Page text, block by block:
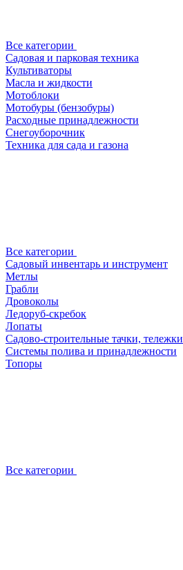
Все категории
Садовая и парковая техника
Культиваторы
Масла и жидкости
Мотоблоки
Мотобуры (бензобуры)
Расходные принадлежности
Снегоуборочник
Техника для сада и газона
Все категории
Садовый инвентарь и инструмент
Метлы
Грабли
Дровоколы
Ледоруб-скребок
Лопаты
Садово-строительные тачки, тележки
Системы полива и принадлежности
Топоры
Все категории